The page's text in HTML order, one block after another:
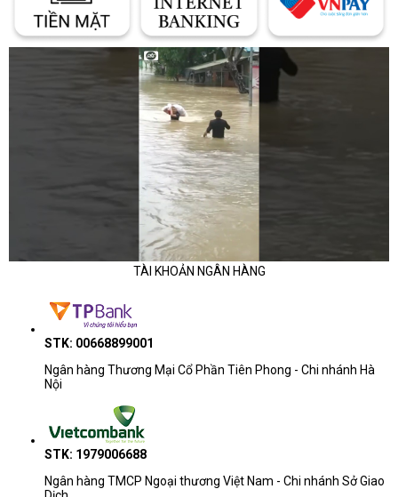
TÀI KHOẢN NGÂN HÀNG
STK: 00668899001
Ngân hàng Thương Mại Cổ Phần Tiên Phong - Chi nhánh Hà
Nội
STK: 1979006688
Ngân hàng TMCP Ngoại thương Việt Nam - Chi nhánh Sở Giao